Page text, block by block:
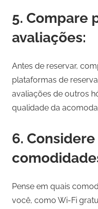
5. Compare
avaliações:
Antes de reservar,
plataformas de
avaliações de outros
qualidade da
6. Considere
Pense em quais
você, como Wi-Fi